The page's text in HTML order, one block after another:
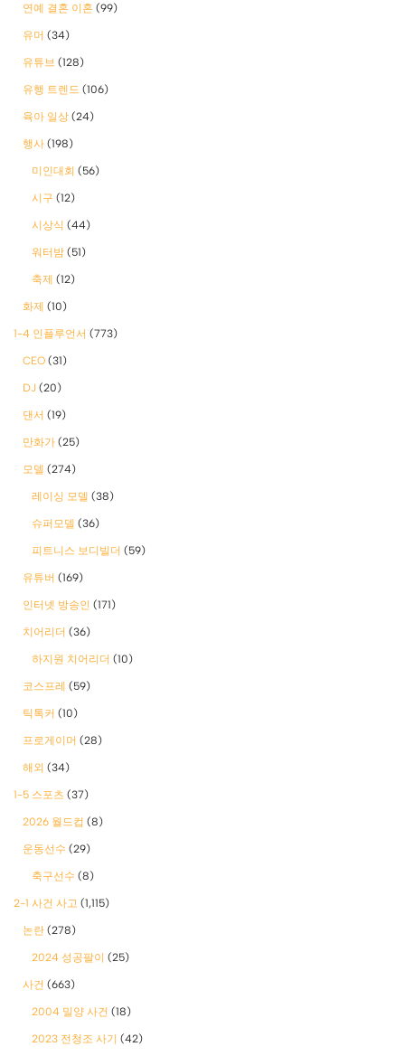
연예 결혼 이혼 (99)
유머 (34)
유튜브 (128)
유행 트렌드 (106)
육아 일상 (24)
행사 (198)
미인대회 (56)
시구 (12)
시상식 (44)
워터밤 (51)
축제 (12)
화제 (10)
1-4 인플루언서 (773)
CEO (31)
DJ (20)
댄서 (19)
만화가 (25)
모델 (274)
레이싱 모델 (38)
슈퍼모델 (36)
피트니스 보디빌더 (59)
유튜버 (169)
인터넷 방송인 (171)
치어리더 (36)
하지원 치어리더 (10)
코스프레 (59)
틱톡커 (10)
프로게이머 (28)
해외 (34)
1-5 스포츠 (37)
2026 월드컵 (8)
운동선수 (29)
축구선수 (8)
2-1 사건 사고 (1,115)
논란 (278)
2024 성공팔이 (25)
사건 (663)
2004 밀양 사건 (18)
2023 전청조 사기 (42)